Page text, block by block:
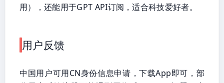
用），还能用于GPT API订阅，适合科技爱好者。
用户反馈
中国用户可用CN身份信息申请，下载App即可，部